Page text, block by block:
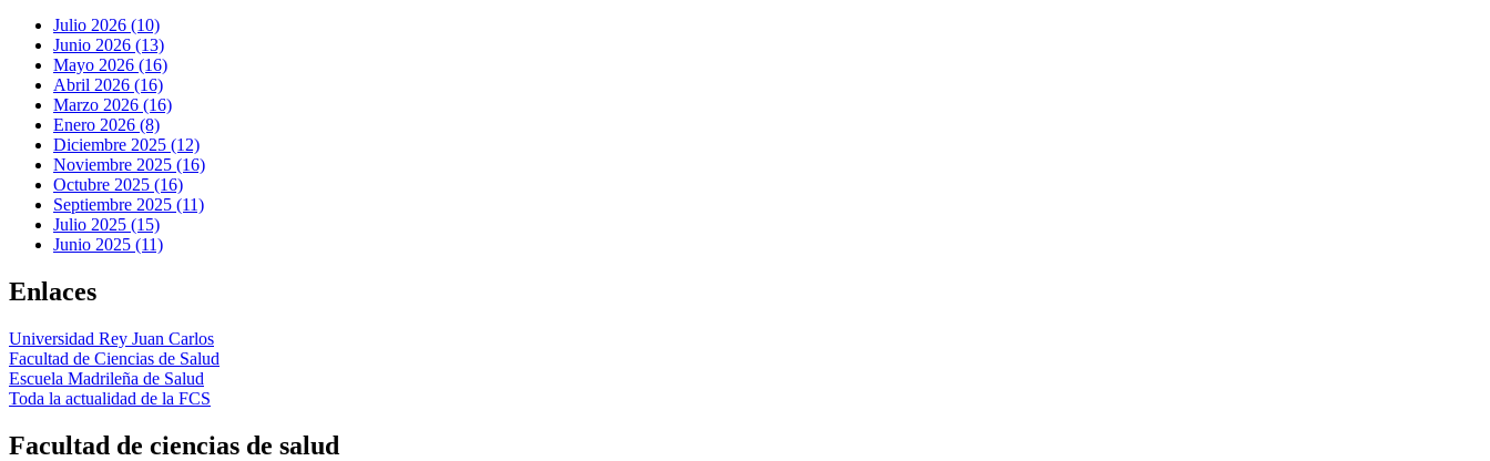
Julio 2026 (10)
Junio 2026 (13)
Mayo 2026 (16)
Abril 2026 (16)
Marzo 2026 (16)
Enero 2026 (8)
Diciembre 2025 (12)
Noviembre 2025 (16)
Octubre 2025 (16)
Septiembre 2025 (11)
Julio 2025 (15)
Junio 2025 (11)
Enlaces
Universidad Rey Juan Carlos
Facultad de Ciencias de Salud
Escuela Madrileña de Salud
Toda la actualidad de la FCS
Facultad de ciencias de salud